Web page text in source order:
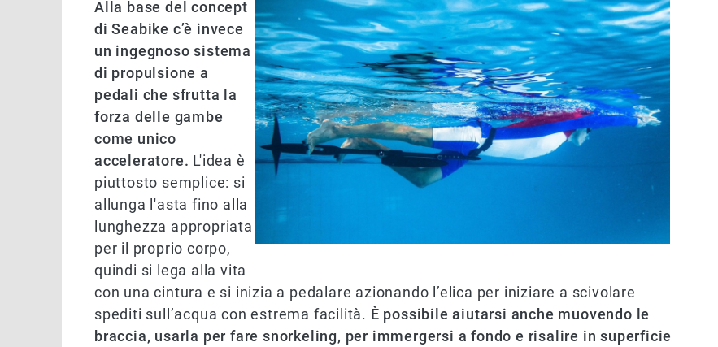
Alla base del concept
di Seabike c’è invece
un ingegnoso sistema
di propulsione a
pedali che sfrutta la
forza delle gambe
come unico
acceleratore. L'idea è
piuttosto semplice: si
allunga l'asta fino alla
lunghezza appropriata
per il proprio corpo,
quindi si lega alla vita
con una cintura e si inizia a pedalare azionando l’elica per iniziare a scivolare
spediti sull’acqua con estrema facilità. È possibile aiutarsi anche muovendo le
braccia, usarla per fare snorkeling, per immergersi a fondo e risalire in superficie